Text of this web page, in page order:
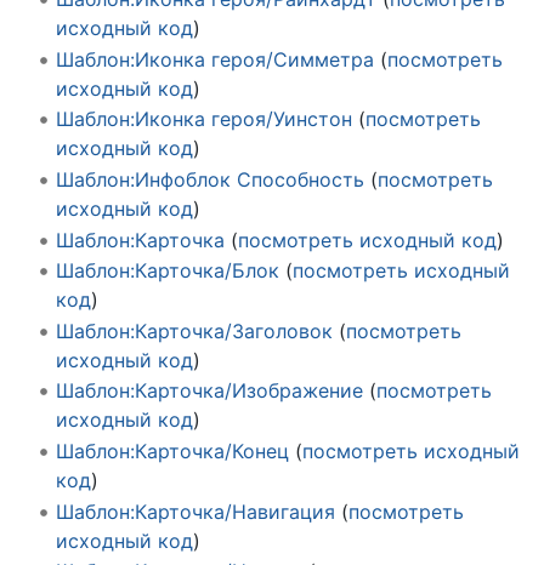
исходный код)
Шаблон:Иконка героя/Симметра (посмотреть
исходный код)
Шаблон:Иконка героя/Уинстон (посмотреть
исходный код)
Шаблон:Инфоблок Способность (посмотреть
исходный код)
Шаблон:Карточка (посмотреть исходный код)
Шаблон:Карточка/Блок (посмотреть исходный
код)
Шаблон:Карточка/Заголовок (посмотреть
исходный код)
Шаблон:Карточка/Изображение(посмотреть
исходный код)
Шаблон:Карточка/Конец (посмотреть исходный
код)
Шаблон:Карточка/Навигация (посмотреть
исходный код)